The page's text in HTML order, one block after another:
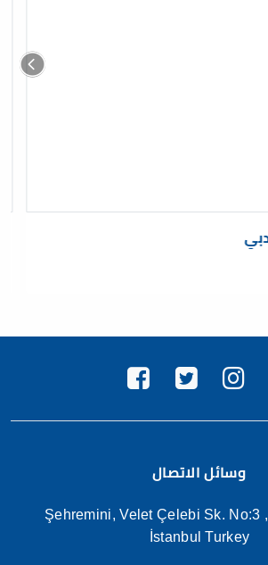
دبي
وسائل الاتصال
Şehremini, Velet Çelebi Sk. No:3
İstanbul Turkey